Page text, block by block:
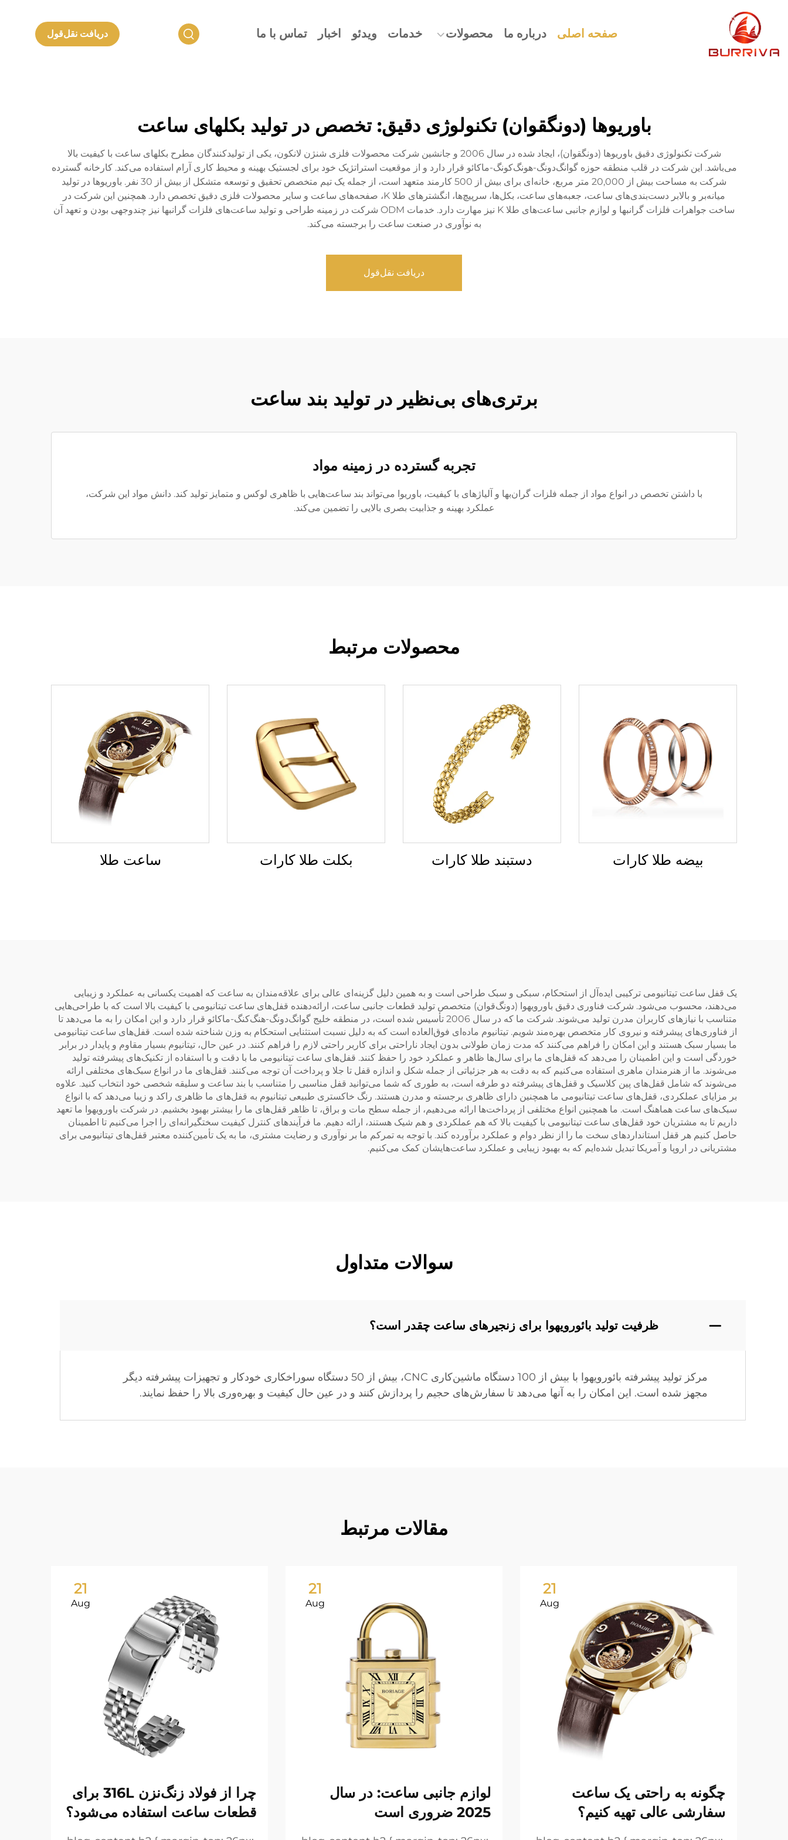
صفحه اصلی درباره ما محصولات خدمات ویدئو اخبار تماس با ما دریافت نقل‌قول
باوریوها (دونگقوان) تکنولوژی دقیق: تخصص در تولید بکلهای ساعت
شرکت تکنولوژی دقیق باوریوها (دونگقوان)، ایجاد شده در سال 2006 و جانشین شرکت محصولات فلزی شنژن لانکون، یکی از تولیدکنندگان مطرح بکلهای ساعت با کیفیت بالا
می‌باشد. این شرکت در قلب منطقه حوزه گوانگ‌دونگ-هونگ‌کونگ-ماکائو قرار دارد و از موقعیت استراتژیک خود برای لجستیک بهینه و محیط کاری آرام استفاده می‌کند. کارخانه گسترده
شرکت به مساحت بیش از 20,000 متر مربع، خانه‌ای برای بیش از 500 کارمند متعهد است، از جمله یک تیم متخصص تحقیق و توسعه متشکل از بیش از 30 نفر. باوریوها در تولید
میانه‌بر و بالابر دست‌بندی‌های ساعت، جعبه‌های ساعت، بکل‌ها، سرپیچ‌ها، انگشترهای طلا K، صفحه‌های ساعت و سایر محصولات فلزی دقیق تخصص دارد. همچنین این شرکت در
ساخت جواهرات فلزات گرانبها و لوازم جانبی ساعت‌های طلا K نیز مهارت دارد. خدمات ODM شرکت در زمینه طراحی و تولید ساعت‌های فلزات گرانبها نیز چندوجهی بودن و تعهد آن
به نوآوری در صنعت ساعت را برجسته می‌کند.
دریافت نقل‌قول
برتری‌های بی‌نظیر در تولید بند ساعت
تجربه گسترده در زمینه مواد
با داشتن تخصص در انواع مواد از جمله فلزات گران‌بها و آلیاژهای با کیفیت، باوریوا می‌تواند بند ساعت‌هایی با ظاهری لوکس و متمایز تولید کند. دانش مواد این شرکت،
عملکرد بهینه و جذابیت بصری بالایی را تضمین می‌کند.
محصولات مرتبط
بیضه طلا کارات دستبند طلا کارات بکلت طلا کارات ساعت طلا
یک قفل ساعت تیتانیومی ترکیبی ایده‌آل از استحکام، سبکی و سبک طراحی است و به همین دلیل گزینه‌ای عالی برای علاقه‌مندان به ساعت که اهمیت یکسانی به عملکرد و زیبایی
می‌دهند، محسوب می‌شود. شرکت فناوری دقیق باورویهوا (دونگ‌قوان) متخصص تولید قطعات جانبی ساعت، ارائه‌دهنده قفل‌های ساعت تیتانیومی با کیفیت بالا است که با طراحی‌هایی
متناسب با نیازهای کاربران مدرن تولید می‌شوند. شرکت ما که در سال 2006 تأسیس شده است، در منطقه خلیج گوانگ‌دونگ-هنگ‌کنگ-ماکائو قرار دارد و این امکان را به ما می‌دهد تا
از فناوری‌های پیشرفته و نیروی کار متخصص بهره‌مند شویم. تیتانیوم ماده‌ای فوق‌العاده است که به دلیل نسبت استثنایی استحکام به وزن شناخته شده است. قفل‌های ساعت تیتانیومی
ما بسیار سبک هستند و این امکان را فراهم می‌کنند که مدت زمان طولانی بدون ایجاد ناراحتی برای کاربر راحتی لازم را فراهم کنند. در عین حال، تیتانیوم بسیار مقاوم و پایدار در برابر
خوردگی است و این اطمینان را می‌دهد که قفل‌های ما برای سال‌ها ظاهر و عملکرد خود را حفظ کنند. قفل‌های ساعت تیتانیومی ما با دقت و با استفاده از تکنیک‌های پیشرفته تولید
می‌شوند. ما از هنرمندان ماهری استفاده می‌کنیم که به دقت به هر جزئیاتی از جمله شکل و اندازه قفل تا جلا و پرداخت آن توجه می‌کنند. قفل‌های ما در انواع سبک‌های مختلفی ارائه
می‌شوند که شامل قفل‌های پین کلاسیک و قفل‌های پیشرفته دو طرفه است، به طوری که شما می‌توانید قفل مناسبی را متناسب با بند ساعت و سلیقه شخصی خود انتخاب کنید. علاوه
بر مزایای عملکردی، قفل‌های ساعت تیتانیومی ما همچنین دارای ظاهری برجسته و مدرن هستند. رنگ خاکستری طبیعی تیتانیوم به قفل‌های ما ظاهری راکد و زیبا می‌دهد که با انواع
سبک‌های ساعت هماهنگ است. ما همچنین انواع مختلفی از پرداخت‌ها ارائه می‌دهیم، از جمله سطح مات و براق، تا ظاهر قفل‌های ما را بیشتر بهبود بخشیم. در شرکت باورویهوا ما تعهد
داریم تا به مشتریان خود قفل‌های ساعت تیتانیومی با کیفیت بالا که هم عملکردی و هم شیک هستند، ارائه دهیم. ما فرآیندهای کنترل کیفیت سختگیرانه‌ای را اجرا می‌کنیم تا اطمینان
حاصل کنیم هر قفل استانداردهای سخت ما را از نظر دوام و عملکرد برآورده کند. با توجه به تمرکم ما بر نوآوری و رضایت مشتری، ما به یک تأمین‌کننده معتبر قفل‌های تیتانیومی برای
مشتریانی در اروپا و آمریکا تبدیل شده‌ایم که به بهبود زیبایی و عملکرد ساعت‌هایشان کمک می‌کنیم.
سوالات متداول
ظرفیت تولید بائورویهوا برای زنجیرهای ساعت چقدر است؟
مرکز تولید پیشرفته بائورویهوا با بیش از 100 دستگاه ماشین‌کاری CNC، بیش از 50 دستگاه سوراخکاری خودکار و تجهیزات پیشرفته دیگر
مجهز شده است. این امکان را به آنها می‌دهد تا سفارش‌های حجیم را پردازش کنند و در عین حال کیفیت و بهره‌وری بالا را حفظ نمایند.
مقالات مرتبط
21
Aug
چگونه به راحتی یک ساعت
سفارشی عالی تهیه کنیم؟
21
Aug
لوازم جانبی ساعت: در سال
2025 ضروری است
21
Aug
چرا از فولاد زنگ‌نزن 316L برای
قطعات ساعت استفاده می‌شود؟